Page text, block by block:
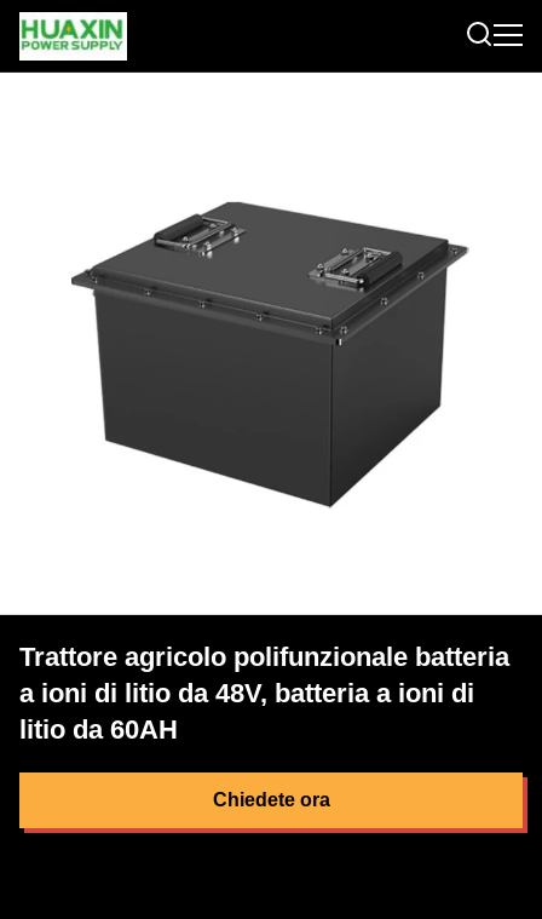
Trattore agricolo polifunzionale batteria
a ioni di litio da 48V, batteria a ioni di
litio da 60AH
Chiedete ora